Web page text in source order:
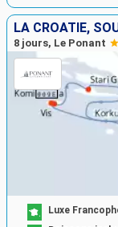
LA CROATIE,
8 jours, Le Ponant
Luxe